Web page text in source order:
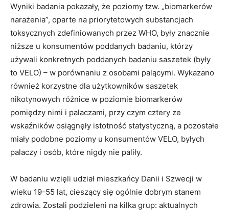
Wyniki badania pokazały, że poziomy tzw. „biomarkerów
narażenia”, oparte na priorytetowych substancjach
toksycznych zdefiniowanych przez WHO, były znacznie
niższe u konsumentów poddanych badaniu, którzy
używali konkretnych poddanych badaniu saszetek (były
to VELO) – w porównaniu z osobami palącymi. Wykazano
również korzystne dla użytkowników saszetek
nikotynowych różnice w poziomie biomarkerów
pomiędzy nimi i palaczami, przy czym cztery ze
wskaźników osiągnęły istotność statystyczną, a pozostałe
miały podobne poziomy u konsumentów VELO, byłych
palaczy i osób, które nigdy nie paliły.
W badaniu wzięli udział mieszkańcy Danii i Szwecji w
wieku 19-55 lat, cieszący się ogólnie dobrym stanem
zdrowia. Zostali podzieleni na kilka grup: aktualnych